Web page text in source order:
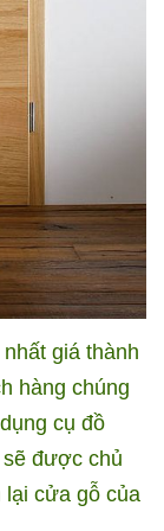
giá thành
hàng chúng
cụ đồ
được chủ
cửa gỗ của